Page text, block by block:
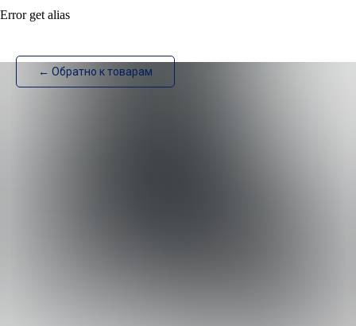
ИзотехПро
← Обратно к товарам
Error get alias